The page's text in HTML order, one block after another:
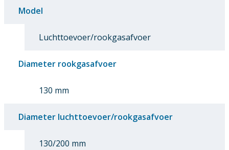
Model
Luchttoevoer/rookgasafvoer
Diameter rookgasafvoer
130 mm
Diameter luchttoevoer/rookgasafvoer
130/200 mm